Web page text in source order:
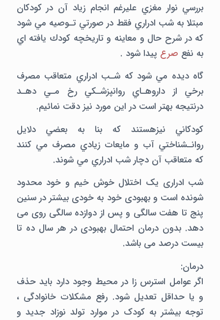
بررسي نوار مغزي عليرغم انجام زياد آن در كودكان
مبتلا به شب ادراري فقط در صورتي تـوصيه مي شود
كه در شرح حال و معاينه و تاريخچه كودك يافته اي
به نفع صرع پيدا شود .
گاه ديده مي شود كه شـب ادراري متعاقب مصرف
برخي از داروهـاي روانپزشـكي رخ مـي دهـد
درنتيجه بهتر است در اين مورد نيز دقت نمائيم.
كودكاني نيزهستند كه بنا به بعضي دلايل
روانـشناختي آب و مايعات زيادي مصرف مي كنند
كه متعاقب آن دچار شب ادراري مي شوند.
شب ادراری یک اختلال خوش خیم و خود محدود
شونده است و بهبودی خود به خودی بیشتر در سنین
پنج تا هفت سالگی و پس از دوازده سالگی روی می
دهد. بدون درمان احتمال بهبودی در هر سال ده تا
بیست درصد می باشد.
درمان:
اگر عوامل استرس زا در محیط وجود دارد باید حذف
و یا حداقل تعدیل شود. رفع مشکلات خانوادگی ،
توجه بیشتر به کودک در موارد تولد نوزاد جدید و